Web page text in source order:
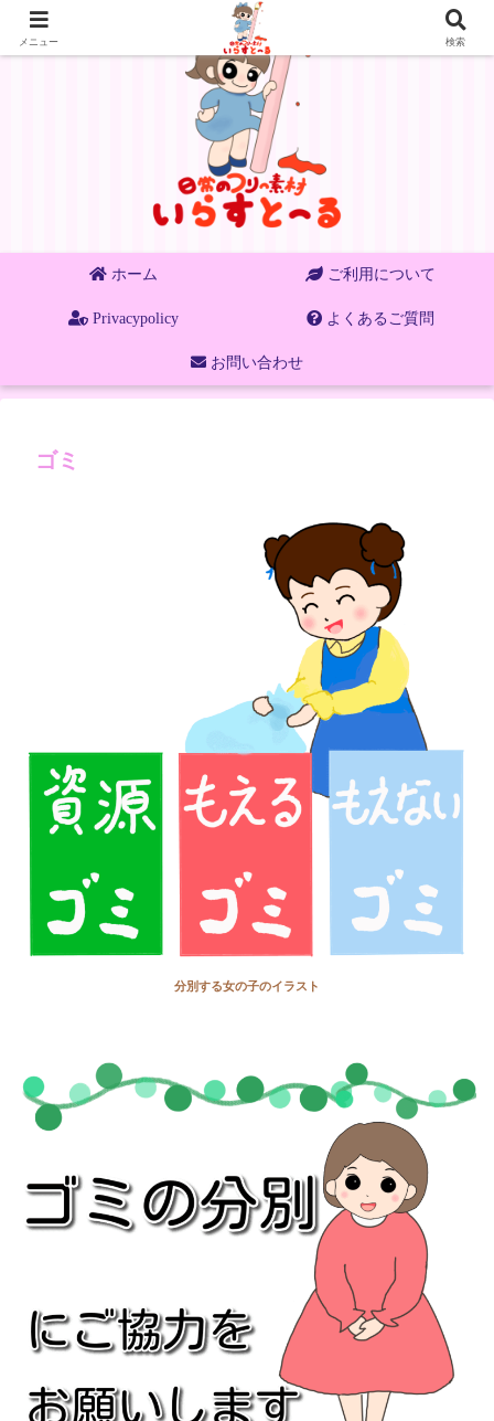
ホーム ご利用について
Privacypolicy よくあるご質問
お問い合わせ
ゴミ
分別する女の子のイラスト
メニュー 検索